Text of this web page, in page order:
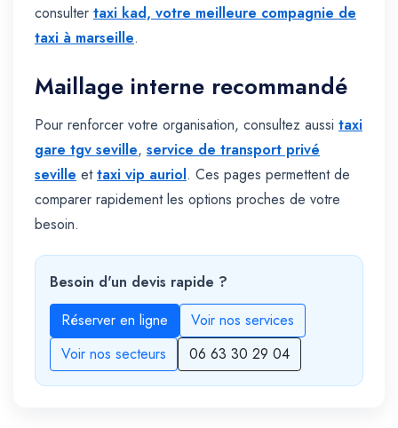
consulter taxi kad, votre meilleure compagnie de
taxi à marseille.
Maillage interne recommandé
Pour renforcer votre organisation, consultez aussi taxi
gare tgv seville, service de transport privé
seville ettaxi vip auriol. Ces pages permettent de
comparer rapidement les options proches de votre
besoin.
Besoin d'un devis rapide ?
Réserver en ligne
Voir nos services
Voir nos secteurs
06 63 30 29 04